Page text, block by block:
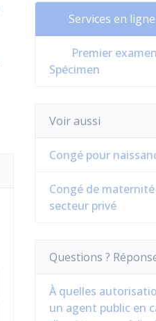
Services en
Premier
Spécimen
Voir aussi
Congé pour
Congé de
secteur privé
Questions ?
À quelles
un agent public en